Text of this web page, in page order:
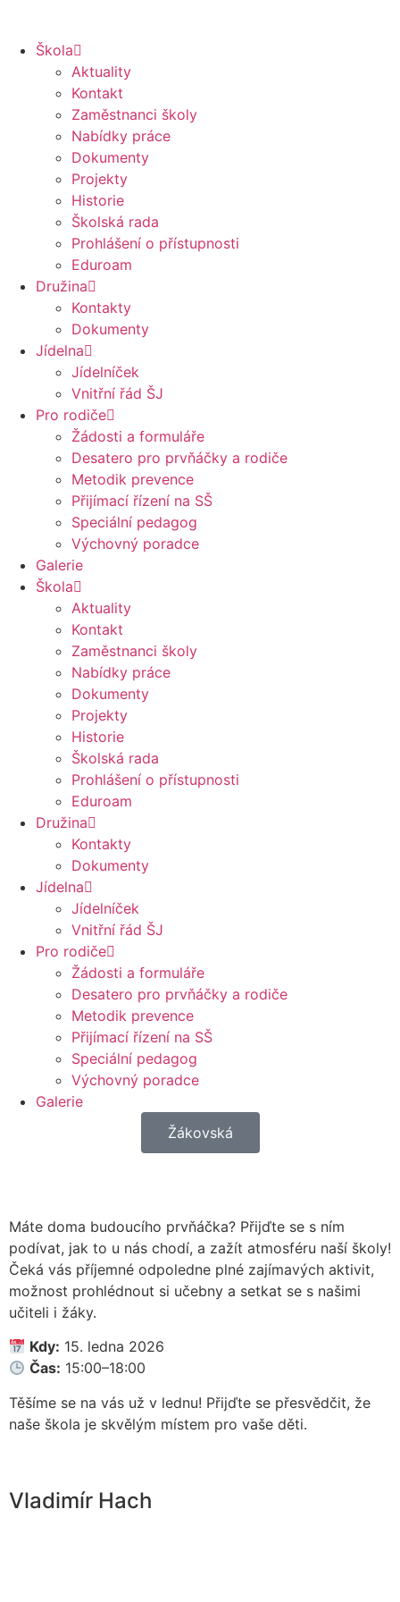
Škola
Aktuality
Kontakt
Zaměstnanci školy
Nabídky práce
Dokumenty
Projekty
Historie
Školská rada
Prohlášení o přístupnosti
Eduroam
Družina
Kontakty
Dokumenty
Jídelna
Jídelníček
Vnitřní řád ŠJ
Pro rodiče
Žádosti a formuláře
Desatero pro prvňáčky a rodiče
Metodik prevence
Přijímací řízení na SŠ
Speciální pedagog
Výchovný poradce
Galerie
Škola
Aktuality
Kontakt
Zaměstnanci školy
Nabídky práce
Dokumenty
Projekty
Historie
Školská rada
Prohlášení o přístupnosti
Eduroam
Družina
Kontakty
Dokumenty
Jídelna
Jídelníček
Vnitřní řád ŠJ
Pro rodiče
Žádosti a formuláře
Desatero pro prvňáčky a rodiče
Metodik prevence
Přijímací řízení na SŠ
Speciální pedagog
Výchovný poradce
Galerie
Žákovská
Máte doma budoucího prvňáčka? Přijďte se s ním
podívat, jak to u nás chodí, a zažít atmosféru naší školy!
Čeká vás příjemné odpoledne plné zajímavých aktivit,
možnost prohlédnout si učebny a setkat se s našimi
učiteli i žáky.
Kdy: 15. ledna 2026
Čas: 15:00–18:00
Těšíme se na vás už v lednu! Přijďte se přesvědčit, že
naše škola je skvělým místem pro vaše děti.
Vladimír Hach